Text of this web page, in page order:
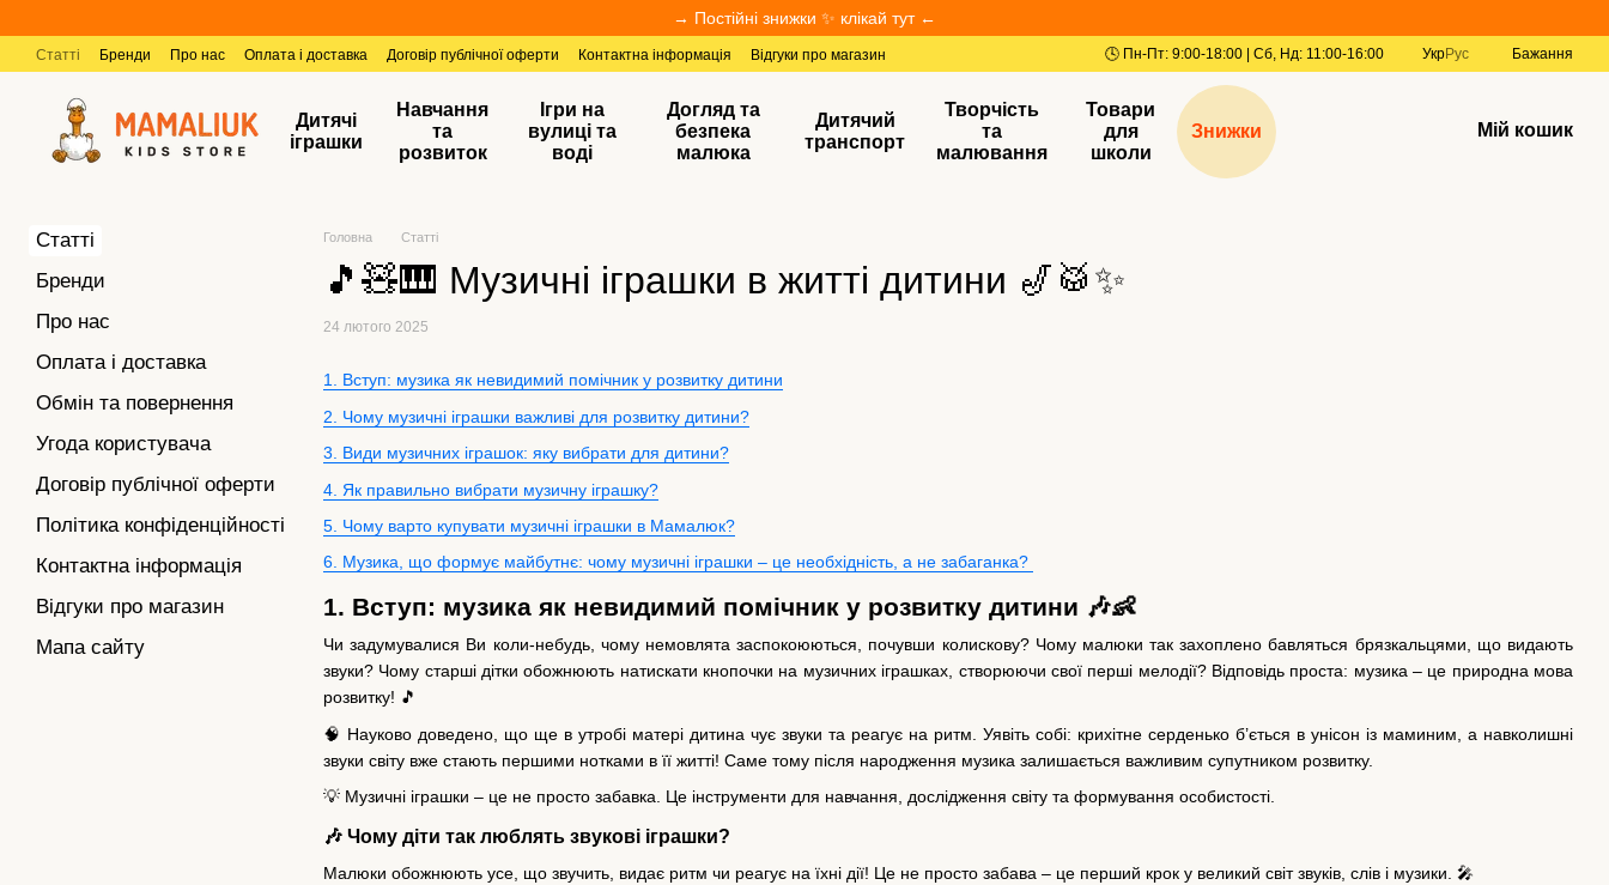
→ Постійні знижки ✨ клікай тут ←
Статті Бренди Про нас Оплата і доставка Договір публічної оферти Контактна інформація Відгуки про магазин УкрРус Бажання
Дитячі
іграшки
Навчання
та
розвиток
Ігри на
вулиці та
воді
Догляд та
безпека
малюка
Дитячий
транспорт
Творчість
та
малювання
Товари
для
школи
Знижки Мій кошик
Головна Статті
🎵🧸🎹 Музичні іграшки в житті дитини 🎷🥁✨
24 лютого 2025
1. Вступ: музика як невидимий помічник у розвитку дитини
2. Чому музичні іграшки важливі для розвитку дитини?
3. Види музичних іграшок: яку вибрати для дитини?
4. Як правильно вибрати музичну іграшку?
5. Чому варто купувати музичні іграшки в Мамалюк?
6. Музика, що формує майбутнє: чому музичні іграшки – це необхідність, а не забаганка?
1. Вступ: музика як невидимий помічник у розвитку дитини 🎶👶
Чи задумувалися Ви коли-небудь, чому немовлята заспокоюються, почувши колискову? Чому малюки так захоплено бавляться брязкальцями, що видають
звуки? Чому старші дітки обожнюють натискати кнопочки на музичних іграшках, створюючи свої перші мелодії? Відповідь проста: музика – це природна мова
розвитку! 🎵
🧠 Науково доведено, що ще в утробі матері дитина чує звуки та реагує на ритм. Уявіть собі: крихітне серденько б’ється в унісон із маминим, а навколишні
звуки світу вже стають першими нотками в її житті! Саме тому після народження музика залишається важливим супутником розвитку.
💡 Музичні іграшки – це не просто забавка. Це інструменти для навчання, дослідження світу та формування особистості.
🎶 Чому діти так люблять звукові іграшки?
Малюки обожнюють усе, що звучить, видає ритм чи реагує на їхні дії! Це не просто забава – це перший крок у великий світ звуків, слів і музики. 🎤
Статті
Бренди
Про нас
Оплата і доставка
Обмін та повернення
Угода користувача
Договір публічної оферти
Політика конфіденційності
Контактна інформація
Відгуки про магазин
Мапа сайту